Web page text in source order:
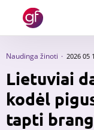
Naudinga žinoti 2026 05
Lietuviai
kodėl
tapti